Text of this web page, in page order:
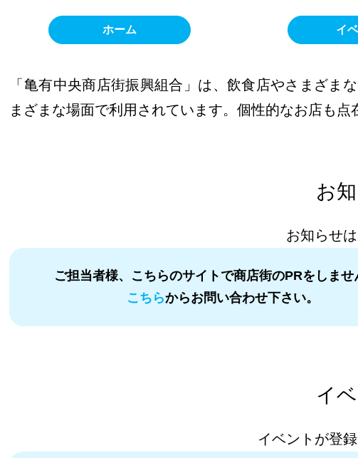
ホーム イ
「亀有中央商店街振興組合」は、飲食店やさまざま
まざまな場面で利用されています。個性的なお店も点
お
お知らせ
ご担当者様、こちらのサイトで商店街のPRをしませ
こちらからお問い合わせ下さい。
イ
イベントが登